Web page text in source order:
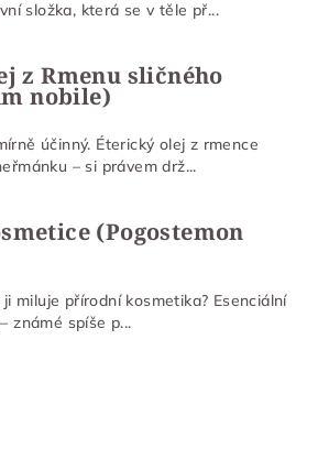
složka, která se v těle př...
z Rmenu sličného
nobile)
účinný. Éterický olej z rmence
– si právem drž...
(Pogostemon
miluje přírodní kosmetika? Esenciální
známé spíše p...